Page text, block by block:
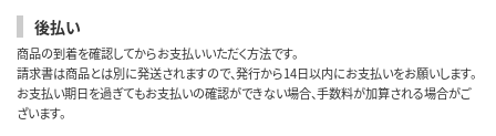
後払い
商品の到着を確認してからお支払いいただく方法です。
請求書は商品とは別に発送されますので、発行から14日以内にお支払いをお願いします。
お支払い期日を過ぎてもお支払いの確認ができない場合、手数料が加算される場合がご
ざいます。